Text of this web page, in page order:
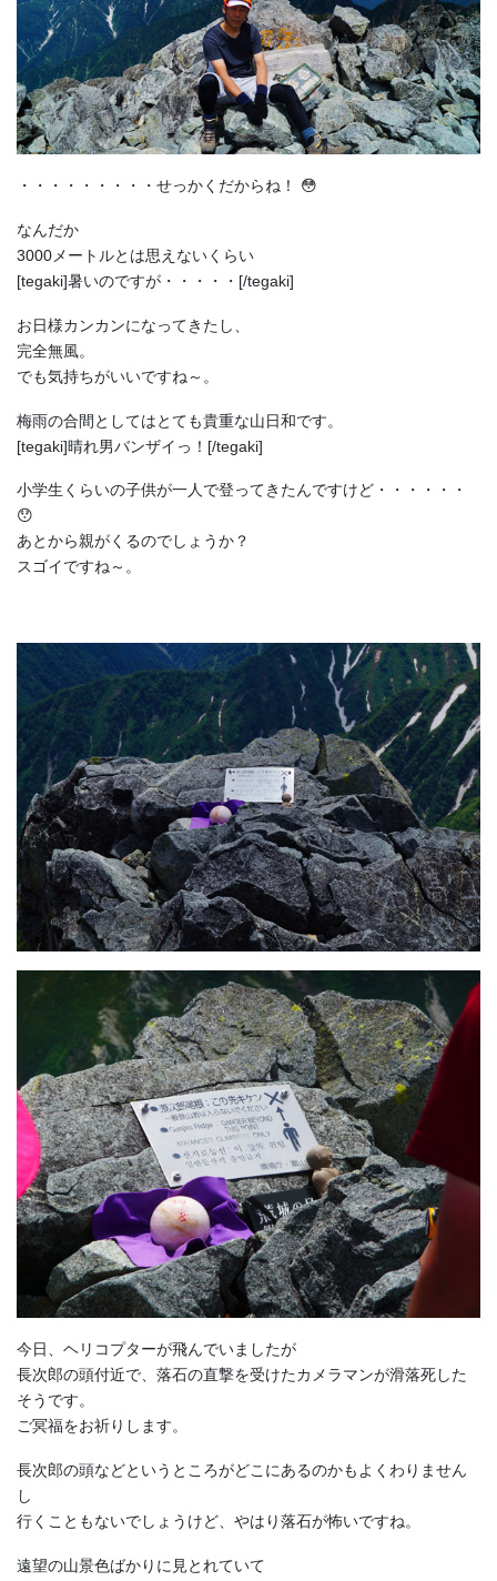
・・・・・・・・・せっかくだからね！ 😳
なんだか
3000メートルとは思えないくらい
[tegaki]暑いのですが・・・・・[/tegaki]
お日様カンカンになってきたし、
完全無風。
でも気持ちがいいですね～。
梅雨の合間としてはとても貴重な山日和です。
[tegaki]晴れ男バンザイっ！[/tegaki]
小学生くらいの子供が一人で登ってきたんですけど・・・・・・
😯
あとから親がくるのでしょうか？
スゴイですね～。
今日、ヘリコプターが飛んでいましたが
長次郎の頭付近で、落石の直撃を受けたカメラマンが滑落死した
そうです。
ご冥福をお祈りします。
長次郎の頭などというところがどこにあるのかもよくわりません
し
行くこともないでしょうけど、やはり落石が怖いですね。
遠望の山景色ばかりに見とれていて